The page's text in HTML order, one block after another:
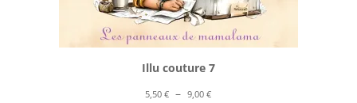
Illu couture 7
5,50€ – 9,00€Plage